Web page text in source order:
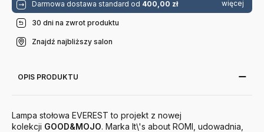
Darmowa dostawa standard od 400,00 zł więcej
30 dni na zwrot produktu
Znajdź najbliższy salon
OPIS PRODUKTU
Lampa stołowa EVEREST to projekt z nowej
kolekcji GOOD&MOJO. Marka It\'s about ROMI, udowadnia,